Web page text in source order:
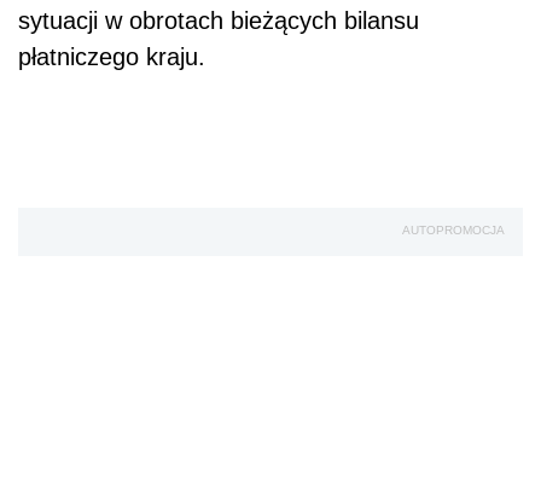
sytuacji w obrotach bieżących bilansu
płatniczego kraju.
AUTOPROMOCJA